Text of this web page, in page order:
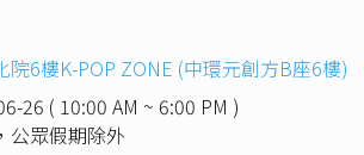
院6樓K-POP ZONE (中環元創方B座6樓)
26 ( 10:00 AM ~ 6:00 PM )
公眾假期除外